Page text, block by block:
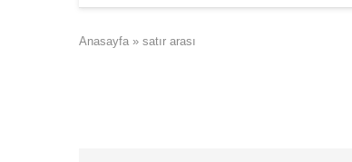
Anasayfa » satır arası